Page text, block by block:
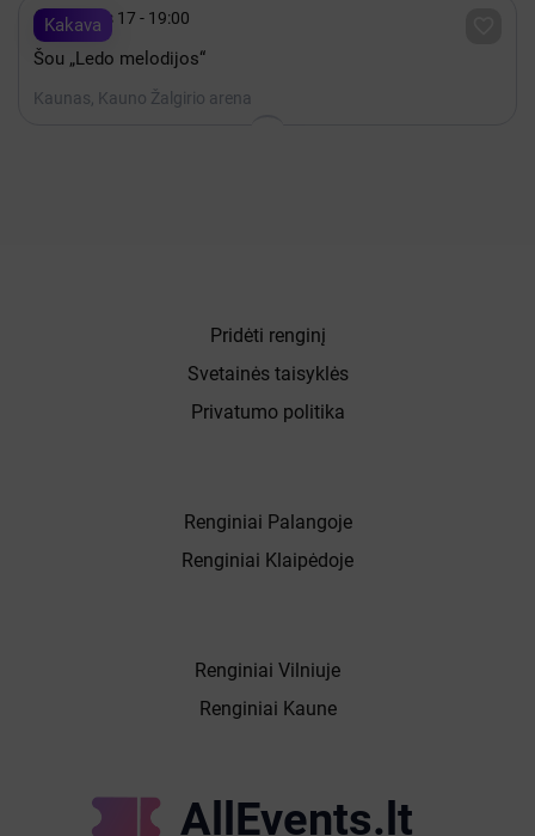
Kakava
 Gruodis 17 - 19:00
Šou „Ledo melodijos“
Kaunas, Kauno Žalgirio arena
AllEvents.lt
Renginiai Vilniuje
Renginiai Kaune
Renginiai Palangoje
Renginiai Klaipėdoje
Pridėti renginį
Svetainės taisyklės
Privatumo politika